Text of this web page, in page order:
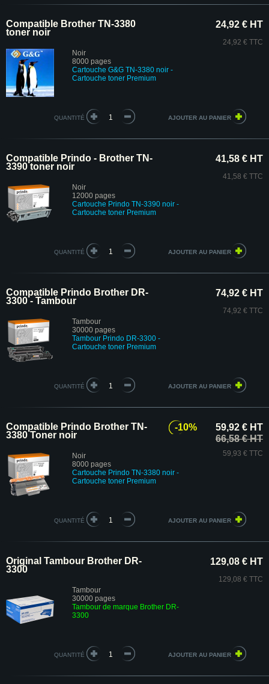
Compatible Brother TN-3380
toner noir
Noir
8000 pages
Cartouche G&G TN-3380 noir -
Cartouche toner Premium
24,92 € HT
24,92 € TTC
QUANTITÉ
Compatible Prindo - Brother TN-
3390 toner noir
Noir
12000 pages
Cartouche Prindo TN-3390 noir -
Cartouche toner Premium
41,58 € HT
41,58 € TTC
QUANTITÉ
Compatible Prindo Brother DR-
3300 - Tambour
Tambour
30000 pages
Tambour Prindo DR-3300 -
Cartouche toner Premium
74,92 € HT
74,92 € TTC
QUANTITÉ
Compatible Prindo Brother TN-
3380 Toner noir
Noir
8000 pages
Cartouche Prindo TN-3380 noir -
Cartouche toner Premium
59,92 € HT
66,58 € HT
59,93 € TTC
-10%
QUANTITÉ
Original Tambour Brother DR-
3300
Tambour
30000 pages
Tambour de marque Brother DR-
3300
129,08 € HT
129,08 € TTC
QUANTITÉ